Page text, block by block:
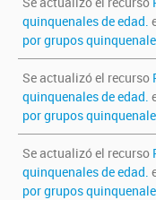
quinquenales de edad.
por grupos
Se actualizó el recurso
quinquenales de edad.
por grupos
Se actualizó el recurso
quinquenales de edad.
por grupos